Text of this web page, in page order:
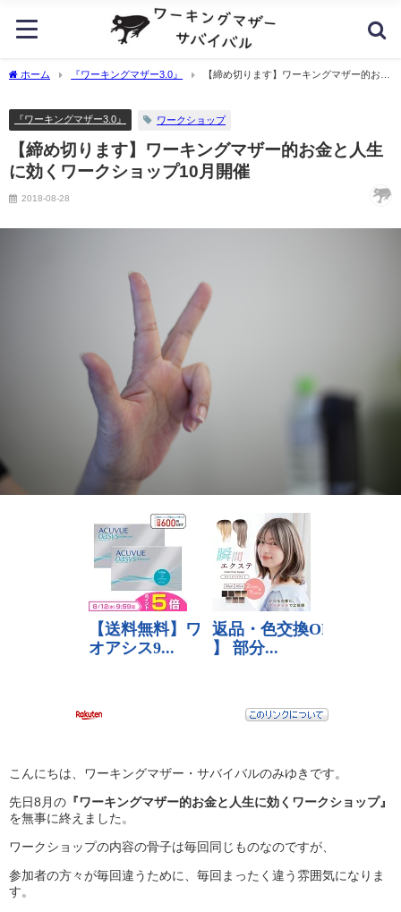
ホーム 『ワーキングマザー3.0』
【締め切ります】ワーキングマザー的お金
『ワーキングマザー3.0』 ワークショップ
【締め切ります】ワーキングマザー的お金と人生
に効くワークショップ10月開催
2018-08-28
こんにちは、ワーキングマザー・サバイバルのみゆきです。
先日8月の 『ワーキングマザー的お金と人生に効くワークショップ』
を無事に終えました。
ワークショップの内容の骨子は毎回同じものなのですが、
参加者の方々が毎回違うために、毎回まったく違う雰囲気になりま
す。